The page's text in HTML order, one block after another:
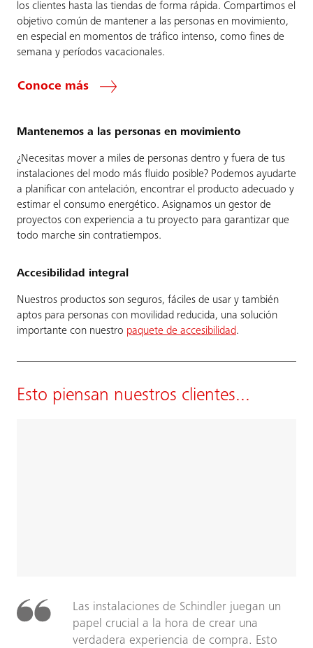
los clientes hasta las tiendas de forma rápida. Compartimos el
objetivo común de mantener a las personas en movimiento,
en especial en momentos de tráfico intenso, como fines de
semana y períodos vacacionales.
Conoce más
Mantenemos a las personas en movimiento
¿Necesitas mover a miles de personas dentro y fuera de tus
instalaciones del modo más fluido posible? Podemos ayudarte
a planificar con antelación, encontrar el producto adecuado y
estimar el consumo energético. Asignamos un gestor de
proyectos con experiencia a tu proyecto para garantizar que
todo marche sin contratiempos.
Accesibilidad integral
Nuestros productos son seguros, fáciles de usar y también
aptos para personas con movilidad reducida, una solución
importante con nuestro paquete de accesibilidad.
Esto piensan nuestros clientes...
Las instalaciones de Schindler juegan un
papel crucial a la hora de crear una
verdadera experiencia de compra. Esto